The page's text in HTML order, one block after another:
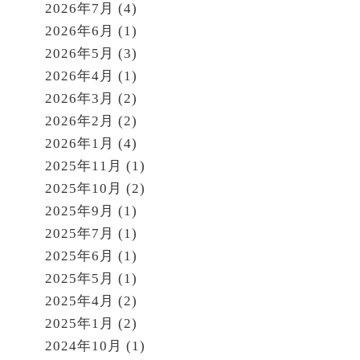
2026年7月 (4)
2026年6月 (1)
2026年5月 (3)
2026年4月 (1)
2026年3月 (2)
2026年2月 (2)
2026年1月 (4)
2025年11月 (1)
2025年10月 (2)
2025年9月 (1)
2025年7月 (1)
2025年6月 (1)
2025年5月 (1)
2025年4月 (2)
2025年1月 (2)
2024年10月 (1)